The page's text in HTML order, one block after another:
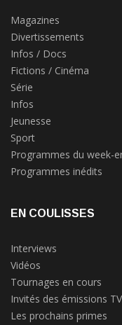
Magazines
Divertissements
Infos / Docs
Fictions / Cinéma
Série
Infos
Jeunesse
Sport
Programmes du week-
Programmes inédits
EN COULISSES
Interviews
Vidéos
Tournages en cours
Invités des émissions TV
Les prochains primes